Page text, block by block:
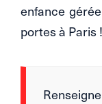
enfance
portes à Paris !